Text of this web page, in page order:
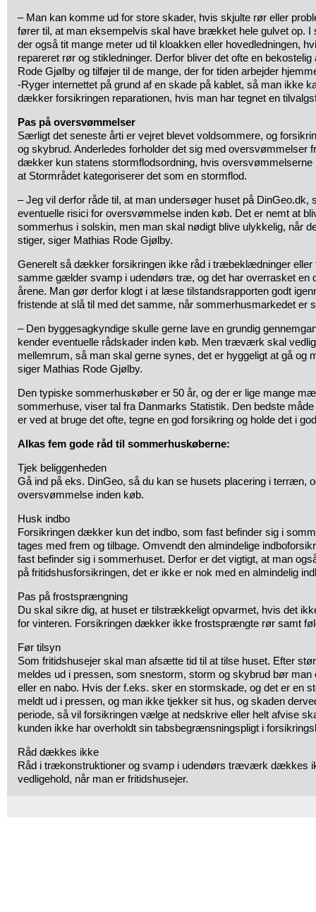
– Man kan komme ud for store skader, hvis skjulte rør eller
fører til, at man eksempelvis skal have brækket hele gulvet op. I
der også tit mange meter ud til kloakken eller hovedledningen,
repareret rør og stikledninger. Derfor bliver det ofte en
Rode Gjølby og tilføjer til de mange, der for tiden arbejder
-Ryger internettet på grund af en skade på kablet, så man ikke
dækker forsikringen reparationen, hvis man har tegnet en
Pas på oversvømmelser
Særligt det seneste årti er vejret blevet voldsommere, og
og skybrud. Anderledes forholder det sig med oversvømmelser
dækker kun statens stormflodsordning, hvis
at Stormrådet kategoriserer det som en stormflod.
– Jeg vil derfor råde til, at man undersøger huset på DinGeo.dk,
eventuelle risici for oversvømmelse inden køb. Det er nemt at
sommerhus i solskin, men man skal nødigt blive ulykkelig, når
stiger, siger Mathias Rode Gjølby.
Generelt så dækker forsikringen ikke råd i træbeklædninger
samme gælder svamp i udendørs træ, og det har overrasket en
årene. Man gør derfor klogt i at læse tilstandsrapporten godt
fristende at slå til med det samme, når sommerhusmarkedet er
– Den byggesagkyndige skulle gerne lave en grundig
kender eventuelle rådskader inden køb. Men træværk skal
mellemrum, så man skal gerne synes, det er hyggeligt at gå og
siger Mathias Rode Gjølby.
Den typiske sommerhuskøber er 50 år, og der er lige mange
sommerhuse, viser tal fra Danmarks Statistik. Den bedste
er ved at bruge det ofte, tegne en god forsikring og holde det i
Alkas fem gode råd til sommerhuskøberne:
Tjek beliggenheden
Gå ind på eks. DinGeo, så du kan se husets placering i terræn,
oversvømmelse inden køb.
Husk indbo
Forsikringen dækker kun det indbo, som fast befinder sig i
tages med frem og tilbage. Omvendt den almindelige
fast befinder sig i sommerhuset. Derfor er det vigtigt, at man
på fritidshusforsikringen, det er ikke er nok med en almindelig
Pas på frostsprængning
Du skal sikre dig, at huset er tilstrækkeligt opvarmet, hvis det
for vinteren. Forsikringen dækker ikke frostsprængte rør samt
Før tilsyn
Som fritidshusejer skal man afsætte tid til at tilse huset. Efter
meldes ud i pressen, som snestorm, storm og skybrud bør man
eller en nabo. Hvis der f.eks. sker en stormskade, og det er en
meldt ud i pressen, og man ikke tjekker sit hus, og skaden
periode, så vil forsikringen vælge at nedskrive eller helt afvise
kunden ikke har overholdt sin tabsbegrænsningspligt i
Råd dækkes ikke
Råd i trækonstruktioner og svamp i udendørs træværk dækkes
vedligehold, når man er fritidshusejer.